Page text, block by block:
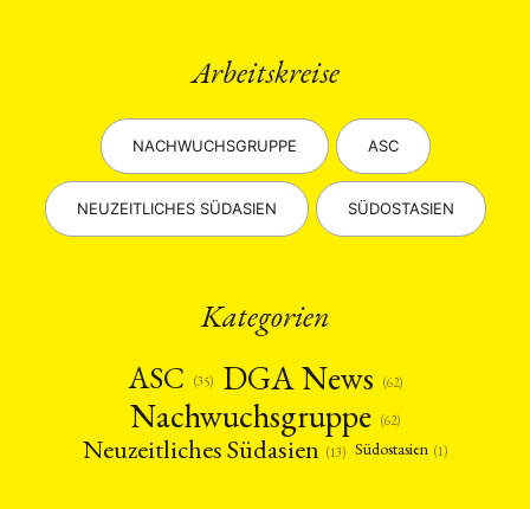
Arbeitskreise
NACHWUCHSGRUPPE ASC
NEUZEITLICHES SÜDASIEN SÜDOSTASIEN
Kategorien
ASC
(35) DGA News (62)
Nachwuchsgruppe (62)
Neuzeitliches Südasien (13) Südostasien (1)